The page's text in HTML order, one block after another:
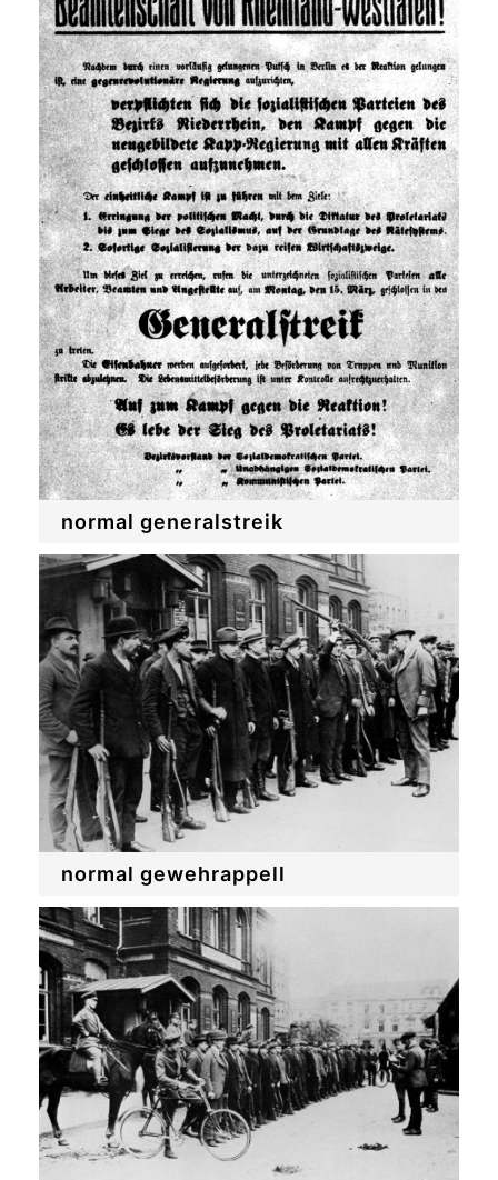
normal generalstreik
normal gewehrappell